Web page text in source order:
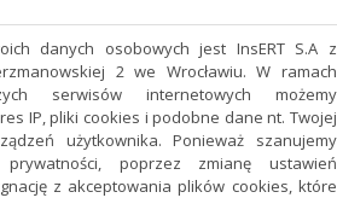
magazynowy system
do zarządzania ruchem produktów
zintegrowany z Subiektem.
danych osobowych jest InsERT S.A z
2 we Wrocławiu. W ramach
serwisów internetowych możemy
IP, pliki cookies i podobne dane nt. Twojej
użytkownika. Ponieważ szanujemy
poprzez zmianę ustawień
z akceptowania plików cookies, które